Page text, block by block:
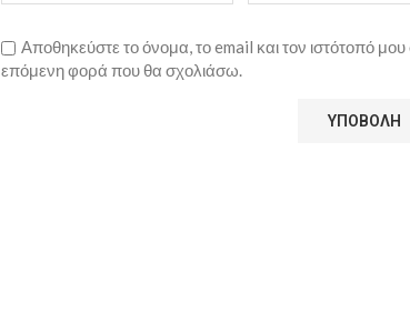
Αποθηκεύστε το όνομα, το email και τον ιστότοπό
επόμενη φορά που θα σχολιάσω.